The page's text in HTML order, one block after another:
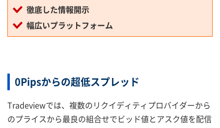
徹底した情報開示
幅広いプラットフォーム
0Pipsからの超低スプレッド
Tradeviewでは、複数のリクイディティプロバイダーから
のプライスから最良の組合せでビッド値とアスク値を配信